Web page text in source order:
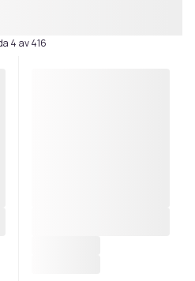
4 av 416